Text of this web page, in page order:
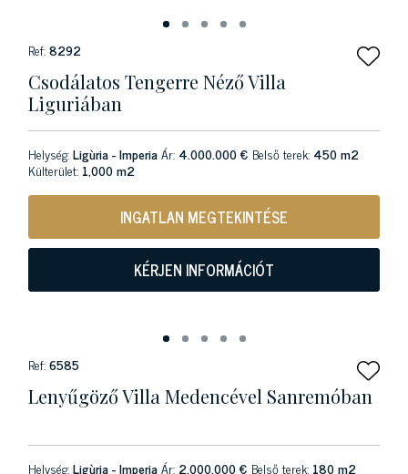
Ref:8292
Csodálatos Tengerre Néző Villa
Liguriában
Helység:Ligùria - ImperiaÁr: 4.000.000 € Belső terek: 450 m2
Külterület: 1,000 m2
INGATLAN MEGTEKINTÉSE
KÉRJEN INFORMÁCIÓT
Ref:6585
Lenyűgöző Villa Medencével Sanremóban
Helység:Ligùria - ImperiaÁr: 2.000.000 € Belső terek: 180 m2